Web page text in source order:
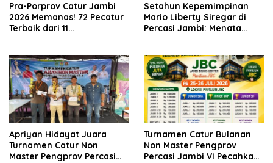
Pra-Porprov Catur Jambi
2026 Memanas! 72 Pecatur
Terbaik dari 11
Setahun Kepemimpinan
Mario Liberty Siregar di
Percasi Jambi: Menata
Apriyan Hidayat Juara
Turnamen Catur Non
Master Pengprov Percasi
Turnamen Catur Bulanan
Non Master Pengprov
Percasi Jambi VI Pecahkan